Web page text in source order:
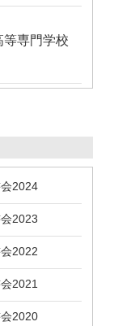
等専門学校
2024
2023
2022
2021
2020